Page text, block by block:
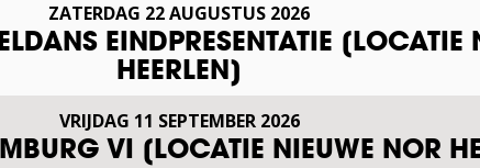
ZATERDAG 22AUGUSTUS 2026
EINDPRESENTATIE [LOCATIE
HEERLEN]
VRIJDAG 11 SEPTEMBER 2026
VI [LOCATIE NIEUWE NOR